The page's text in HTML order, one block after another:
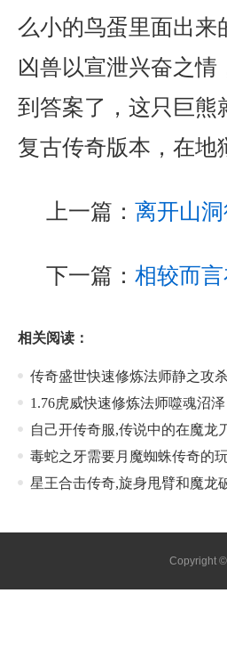
么小的鸟蛋里面出来
凶兽以宣泄兴奋之
到答案了，这只巨熊
复古传奇版本，在地
上一篇： 离开山
下一篇： 相较而
相关阅读：
传奇盛世快速修炼法师静之攻
1.76虎威快速修炼法师噬魂沼泽
自己开传奇服,传说中的在魔龙
毒蛇之牙需要月魔蜘蛛传奇的
星王合击传奇,旋身甩臂和魔龙
Copyright